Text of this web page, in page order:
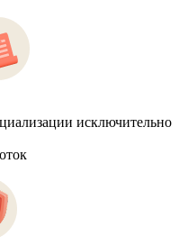
исключительно